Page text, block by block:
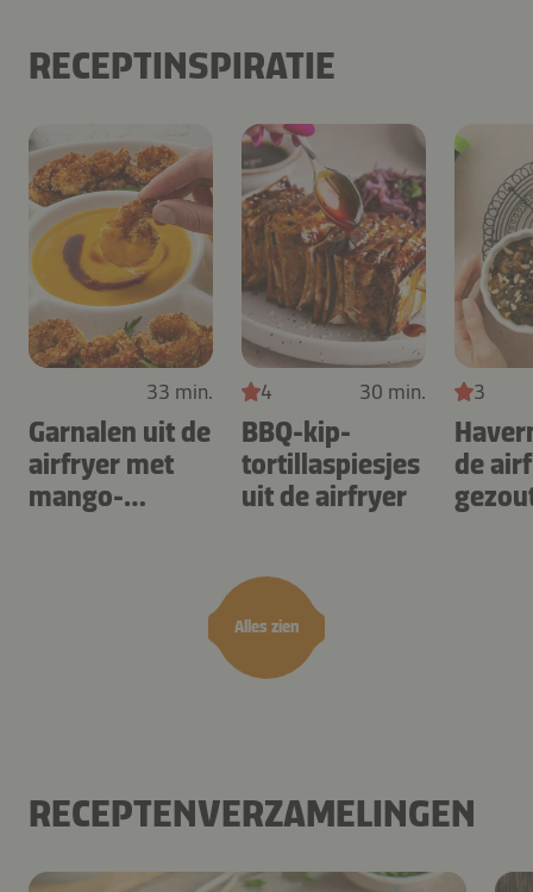
RECEPTINSPIRATIE
Alles zien
33 min.
Garnalen uit de
airfryer met
mango-
4 30 min.
BBQ-kip-
tortillaspiesjes
uit de airfryer
3
de
RECEPTENVERZAMELINGEN